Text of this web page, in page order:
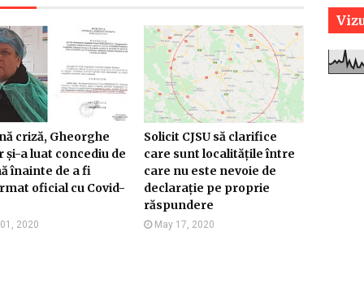
criză, Gheorghe
și-a luat concediu de
înainte de a fi
oficial cu Covid-
2020
Solicit CJSU să clarifice
care sunt localitățile între
care nu este nevoie de
declarație pe proprie
răspundere
May 17, 2020